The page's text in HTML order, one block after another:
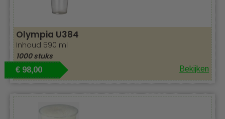
Olympia U384
Inhoud 590 ml
1000 stuks
€ 98,00 Bekijken